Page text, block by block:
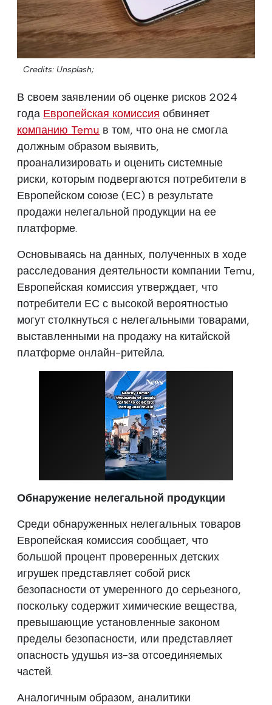
Credits: Unsplash;
В своем заявлении об оценке рисков 2024
года Европейская комиссия обвиняет
компанию Temu в том, что она не смогла
должным образом выявить,
проанализировать и оценить системные
риски, которым подвергаются потребители в
Европейском союзе (ЕС) в результате
продажи нелегальной продукции на ее
платформе.
Основываясь на данных, полученных в ходе
расследования деятельности компании Temu,
Европейская комиссия утверждает, что
потребители ЕС с высокой вероятностью
могут столкнуться с нелегальными товарами,
выставленными на продажу на китайской
платформе онлайн-ритейла.
Обнаружение нелегальной продукции
Среди обнаруженных нелегальных товаров
Европейская комиссия сообщает, что
большой процент проверенных детских
игрушек представляет собой риск
безопасности от умеренного до серьезного,
поскольку содержит химические вещества,
превышающие установленные законом
пределы безопасности, или представляет
опасность удушья из-за отсоединяемых
частей.
Аналогичным образом, аналитики